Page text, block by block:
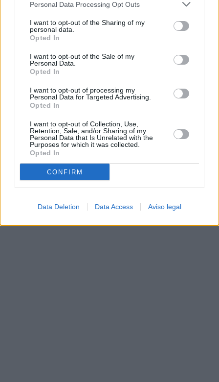
negar su consentimiento. Tenga en cuenta que algún
de su consentimiento, pero usted tiene el derecho de
rechazar tal procesamiento. Sus preferencias se aplicarán
cualquier momento entrando de nuevo en este sitio web o
visitando nuestra política de privacidad.
Personal Data Processing Opt Outs
I want to opt-out of the Sharing of my
personal data.
Opted In
I want to opt-out of the Sale of my
Personal Data.
Opted In
I want to opt-out of processing my
Personal Data for Targeted Advertising.
Opted In
I want to opt-out of Collection, Use,
Retention, Sale, and/or Sharing of my
Personal Data that Is Unrelated with the
Purposes for which it was collected.
Opted In
CONFIRM
Data Deletion Data Access Aviso legal